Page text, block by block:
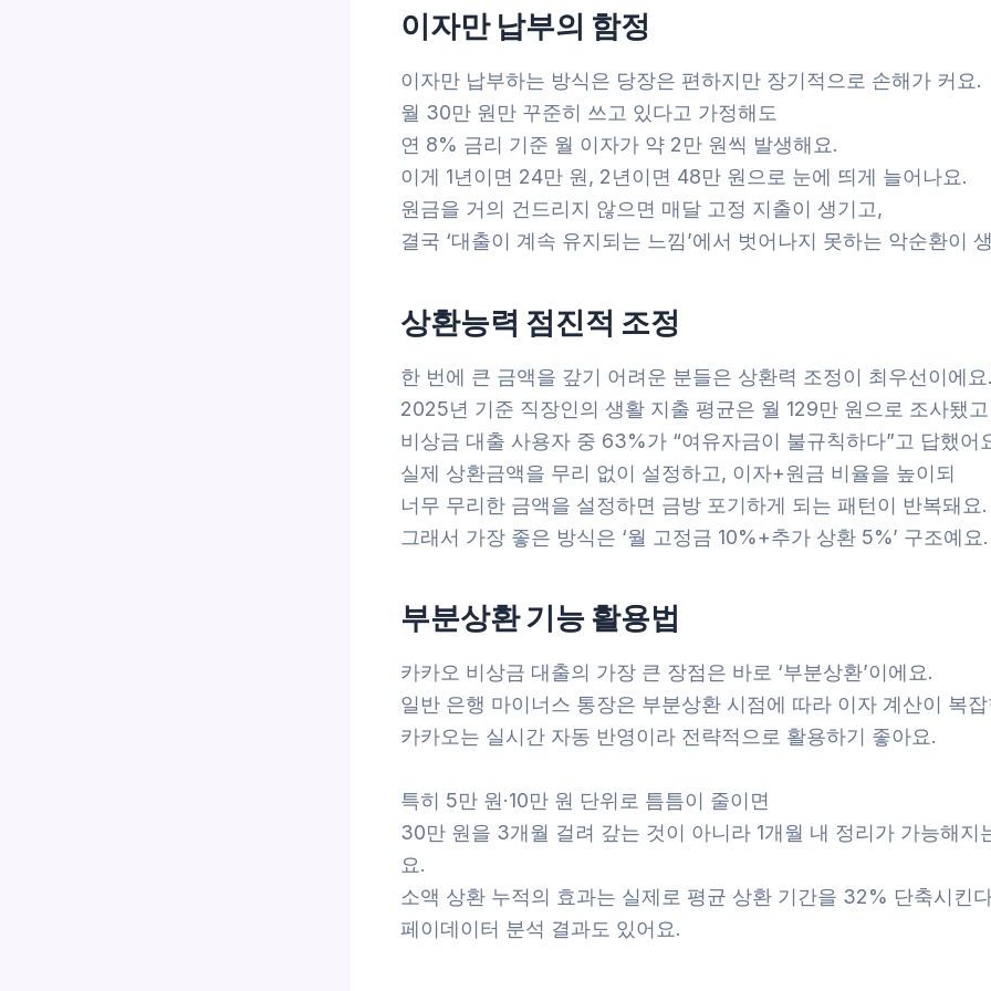
이자만 납부의 함정
이자만 납부하는 방식은 당장은 편하지만 장기적으로 손해가 커요.
월 30만 원만 꾸준히 쓰고 있다고 가정해도
연 8% 금리 기준 월 이자가 약 2만 원씩 발생해요.
이게 1년이면 24만 원, 2년이면 48만 원으로 눈에 띄게 늘어나요.
원금을 거의 건드리지 않으면 매달 고정 지출이 생기고,
결국 ‘대출이 계속 유지되는 느낌’에서 벗어나지 못하는 악순환이
상환능력 점진적 조정
한 번에 큰 금액을 갚기 어려운 분들은 상환력 조정이 최우선이에요.
2025년 기준 직장인의 생활 지출 평균은 월 129만 원으로 조사됐고
비상금 대출 사용자 중 63%가 “여유자금이 불규칙하다”고 답했어
실제 상환금액을 무리 없이 설정하고, 이자+원금 비율을 높이되
너무 무리한 금액을 설정하면 금방 포기하게 되는 패턴이 반복돼요.
그래서 가장 좋은 방식은 ‘월 고정금 10%+추가 상환 5%’ 구조예요.
부분상환 기능 활용법
카카오 비상금 대출의 가장 큰 장점은 바로 ‘부분상환’이에요.
일반 은행 마이너스 통장은 부분상환 시점에 따라 이자 계산이 복잡
카카오는 실시간 자동 반영이라 전략적으로 활용하기 좋아요.
특히 5만 원·10만 원 단위로 틈틈이 줄이면
30만 원을 3개월 걸려 갚는 것이 아니라 1개월 내 정리가 가능해지
요.
소액 상환 누적의 효과는 실제로 평균 상환 기간을 32% 단축시킨
페이데이터 분석 결과도 있어요.